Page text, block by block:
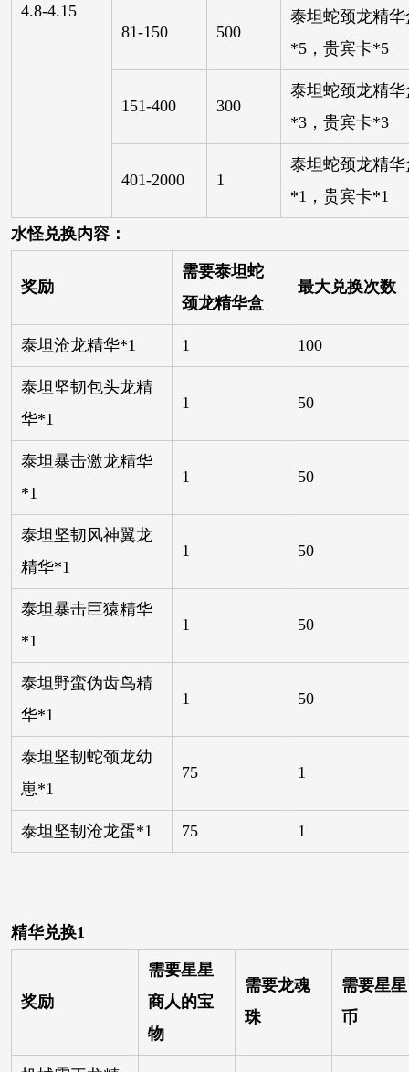
4.8-4.15
81-150 500
泰坦蛇颈龙精
*5，贵宾卡*5
151-400 300
泰坦蛇颈龙精
*3，贵宾卡*3
401-2000 1
泰坦蛇颈龙精
*1，贵宾卡*1
水怪兑换内容：
奖励
需要泰坦蛇
颈龙精华盒
最大兑换次数
泰坦沧龙精华*1 1 100
泰坦坚韧包头龙精
华*1
1 50
泰坦暴击激龙精华
*1
1 50
泰坦坚韧风神翼龙
精华*1
1 50
泰坦暴击巨猿精华
*1
1 50
泰坦野蛮伪齿鸟精
华*1
1 50
泰坦坚韧蛇颈龙幼
崽*1
75 1
泰坦坚韧沧龙蛋*1 75 1
精华兑换1
奖励
需要星星
商人的宝
物
需要龙魂
珠
需要星星
币